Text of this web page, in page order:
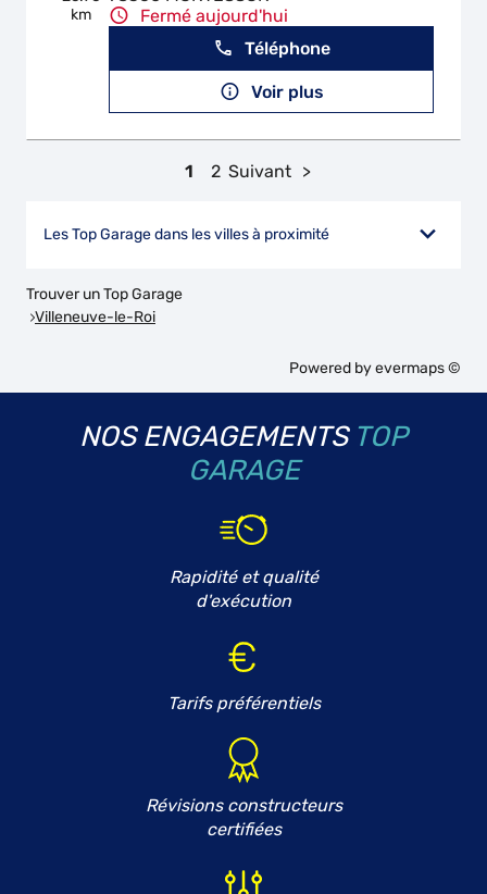
km
Fermé aujourd'hui
Téléphone
Voir plus
1 2 Suivant
Les Top Garage dans les villes à proximité
Trouver un Top Garage
Villeneuve-le-Roi
Powered byevermaps ©
NOS ENGAGEMENTS TOP
GARAGE
Rapidité et qualité
d'exécution
Tarifs préférentiels
Révisions constructeurs
certifiées